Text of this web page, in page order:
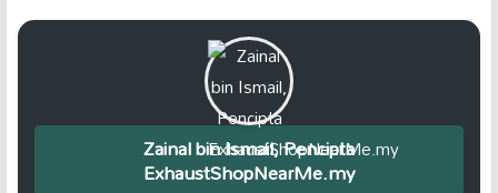
Zainal bin Ismail, Pencipta
ExhaustShopNearMe.my